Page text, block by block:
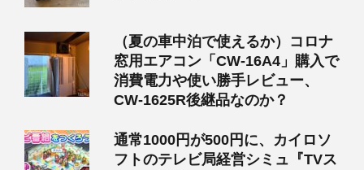
（夏の車中泊で使えるか）コロナ
窓用エアコン「CW-16A4」購入で
消費電力や使い勝手レビュー、
CW-1625R後継品なのか？
通常1000円が500円に、カイロソ
フトのテレビ局経営シミュ『TVス